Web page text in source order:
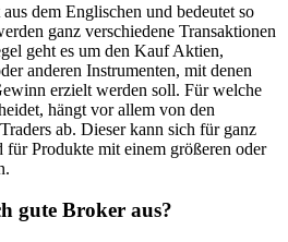
dem Englischen und bedeutet so
ganz verschiedene Transaktionen
geht es um den Kauf Aktien,
anderen Instrumenten, mit denen
erzielt werden soll. Für welche
hängt vor allem von den
ab. Dieser kann sich für ganz
Produkte mit einem größeren oder
gute Broker aus?